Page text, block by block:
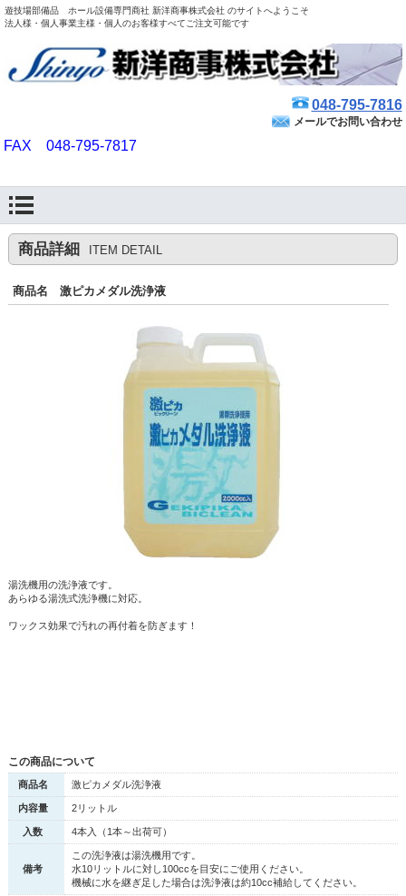
遊技場部備品 ホール設備専門商社 新洋商事株式会社 のサイトへようこそ
法人様・個人事業主様・個人のお客様すべてご注文可能です
048-795-7816
メールでお問い合わせ
FAX 048-795-7817
商品詳細 ITEM DETAIL
商品名 激ピカメダル洗浄液
湯洗機用の洗浄液です。
あらゆる湯洗式洗浄機に対応。
ワックス効果で汚れの再付着を防ぎます！
この商品について
商品名 激ピカメダル洗浄液
内容量 2リットル
入数 4本入（1本～出荷可）
備考
この洗浄液は湯洗機用です。
水10リットルに対し100ccを目安にご使用ください。
機械に水を継ぎ足した場合は洗浄液は約10cc補給してください。